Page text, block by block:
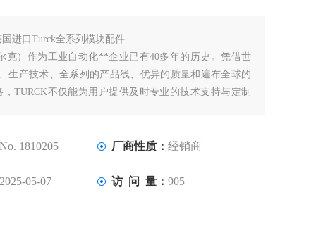
国进口Turck全系列模块配件
克）作为工业自动化**企业已有40多年的历史。凭借世
生产技术、全系列的产品线、优异的质量和遍布全球的
，TURCK不仅能为用户提供及时专业的技术支持与定制
No. 1810205 厂商性质： 经销商
2025-05-07 访 问 量： 905